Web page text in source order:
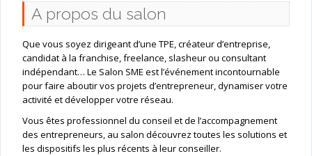
A propos du salon
Que vous soyez dirigeant d’une TPE, créateur d’entreprise,
candidat à la franchise, freelance, slasheur ou consultant
indépendant… Le Salon SME est l’événement incontournable
pour faire aboutir vos projets d’entrepreneur, dynamiser votre
activité et développer votre réseau.
Vous êtes professionnel du conseil et de l’accompagnement
des entrepreneurs, au salon découvrez toutes les solutions et
les dispositifs les plus récents à leur conseiller.